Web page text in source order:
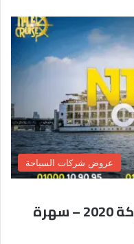
عروض شركات السياحة
حجز المراكب النيلية المتحركة 2020 – سهرة